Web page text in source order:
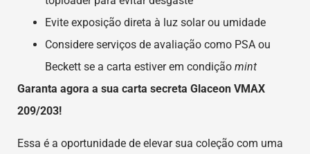
Evite exposição direta à luz solar ou umidade
Considere serviços de avaliação como PSA ou
Beckett se a carta estiver em condição mint
Garanta agora a sua carta secreta Glaceon VMAX
209/203!
Essa é a oportunidade de elevar sua coleção com uma